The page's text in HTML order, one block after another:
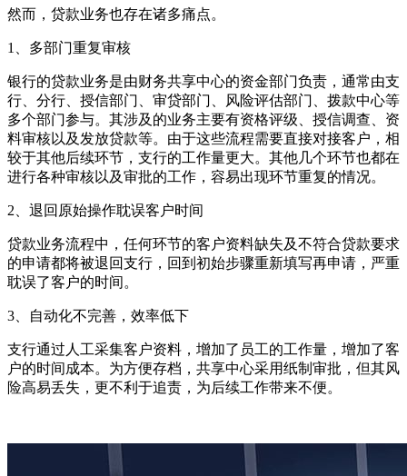
然而，贷款业务也存在诸多痛点。
1、多部门重复审核
银行的贷款业务是由财务共享中心的资金部门负责，通常由支
行、分行、授信部门、审贷部门、风险评估部门、拨款中心等
多个部门参与。其涉及的业务主要有资格评级、授信调查、资
料审核以及发放贷款等。由于这些流程需要直接对接客户，相
较于其他后续环节，支行的工作量更大。其他几个环节也都在
进行各种审核以及审批的工作，容易出现环节重复的情况。
2、退回原始操作耽误客户时间
贷款业务流程中，任何环节的客户资料缺失及不符合贷款要求
的申请都将被退回支行，回到初始步骤重新填写再申请，严重
耽误了客户的时间。
3、自动化不完善，效率低下
支行通过人工采集客户资料，增加了员工的工作量，增加了客
户的时间成本。为方便存档，共享中心采用纸制审批，但其风
险高易丢失，更不利于追责，为后续工作带来不便。